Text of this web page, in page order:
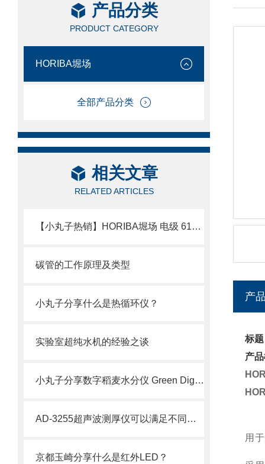
产品分类
PRODUCT CATEGORY
HORIBA堀场
全部产品分类
相关文章
RELATED ARTICLES
【小丸子热销】HORIBA堀场 电级 6108-50B
碳管的工作原理及类型
小丸子分享什么是热循环仪？
实验室超纯水机的经验之谈
小丸子分享数字稻麦水分仪 Green Digital II
AD-3255超声波测厚仪可以满足不同厚度材料的测量需求
京都玉崎分享什么是红外LED？
/
产
标
产
用